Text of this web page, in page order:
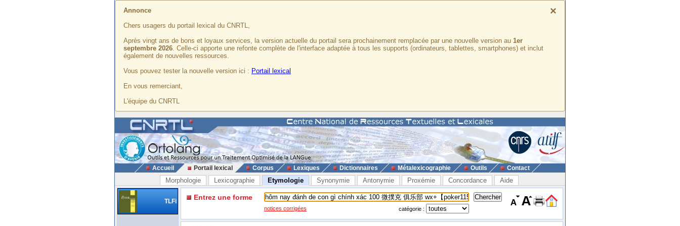
×
Annonce
Chers usagers du portail lexical du CNRTL,
Après vingt ans de bons et loyaux services, la version actuelle du portail sera prochainement remplacée par une nouvelle version au 1er
septembre 2026. Celle-ci apporte une refonte complète de l'interface adaptée à tous les supports (ordinateurs, tablettes, smartphones) et inclut
également de nouvelles ressources.
Vous pouvez tester la nouvelle version ici : Portail lexical
En vous remerciant,
L'équipe du CNRTL
Accueil Portail lexical Corpus Lexiques Dictionnaires Métalexicographie Outils Contact
Morphologie Lexicographie Etymologie Synonymie Antonymie Proxémie Concordance Aide
TLFi Entrez une forme
notices corrigées catégorie :